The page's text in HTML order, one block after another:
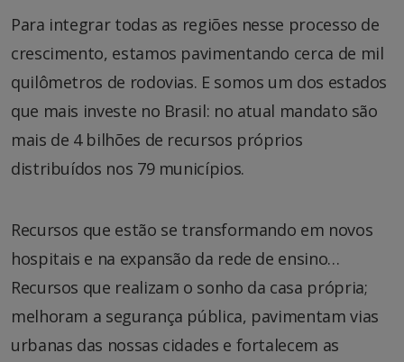
Para integrar todas as regiões nesse processo de
crescimento, estamos pavimentando cerca de mil
quilômetros de rodovias. E somos um dos estados
que mais investe no Brasil: no atual mandato são
mais de 4 bilhões de recursos próprios
distribuídos nos 79 municípios.
Recursos que estão se transformando em novos
hospitais e na expansão da rede de ensino…
Recursos que realizam o sonho da casa própria;
melhoram a segurança pública, pavimentam vias
urbanas das nossas cidades e fortalecem as